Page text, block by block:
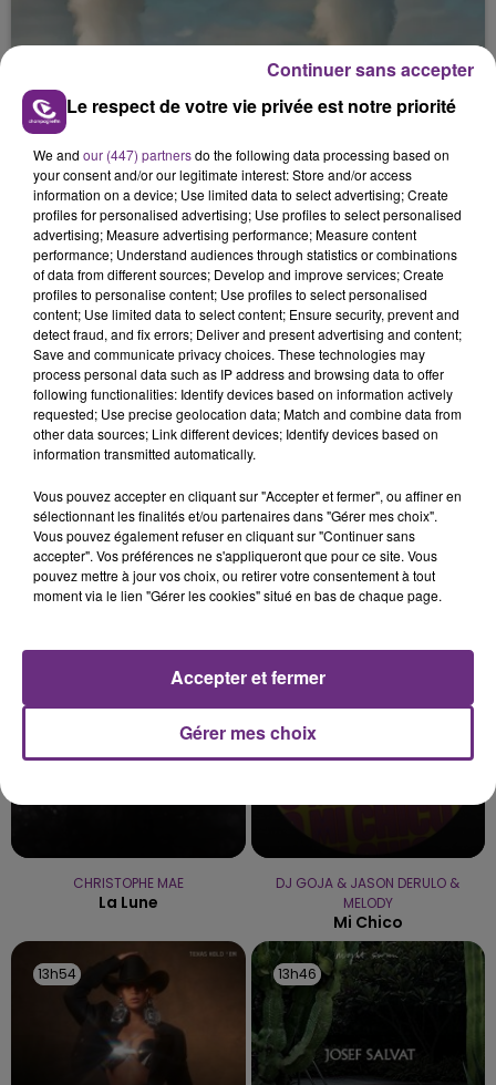
LA CENTRALE NUCLÉAIRE DE CHOOZ
TOUJOURS À L'ARRÊT
Cela fait déjà une semaine que la centrale
nucléaire ardennaise est à l'arrêt. Une situation
justifiée par la sécheresse intense qui est toujours
présente.
LE MAGASIN JOUÉCLUB DE REIMS FERME
SES PORTES
C'était l'une des institutions du centre-ville
rémois. Le magasin JouéClub est contraint de
fermer ses portes.
TITRES DIFFUSÉS
CHRISTOPHE MAE
La Lune
DJ GOJA & JASON DERULO &
MELODY
Mi Chico
13h54
13h54 13h46
13h46
Le respect de votre vie privée est notre priorité
We and our (447) partnersdo the following data processing based on
your consent and/or our legitimate interest: Store and/or access
information on a device; Use limited data to select advertising; Create
profiles for personalised advertising; Use profiles to select personalised
advertising; Measure advertising performance; Measure content
performance; Understand audiences through statistics or combinations
of data from different sources; Develop and improve services; Create
profiles to personalise content; Use profiles to select personalised
content; Use limited data to select content; Ensure security, prevent and
detect fraud, and fix errors; Deliver and present advertising and content;
Save and communicate privacy choices. These technologies may
process personal data such as IP address and browsing data to offer
following functionalities: Identify devices based on information actively
requested; Use precise geolocation data; Match and combine data from
other data sources; Link different devices; Identify devices based on
information transmitted automatically.
Vous pouvez accepter en cliquant sur "Accepter et fermer", ou affiner en
sélectionnant les finalités et/ou partenaires dans "Gérer mes choix".
Vous pouvez également refuser en cliquant sur "Continuer sans
accepter". Vos préférences ne s'appliqueront que pour ce site. Vous
pouvez mettre à jour vos choix, ou retirer votre consentement à tout
moment via le lien "Gérer les cookies" situé en bas de chaque page.
Gérer mes choix
Accepter et fermer
Continuer sans accepter